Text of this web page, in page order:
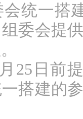
统一搭
委会提
25日前
搭建的